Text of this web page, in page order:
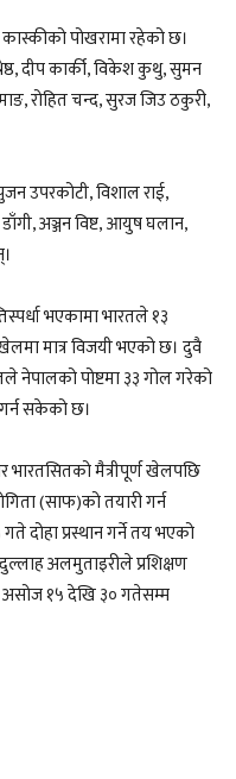
पोखरामा रहेको छ।
दीप कार्की, विकेश कुथु, सुमन
रोहित चन्द, सुरज जिउ ठकुरी,
उपरकोटी, विशाल राई,
अञ्जन विष्ट, आयुष घलान,
भएकामा भारतले १३
मात्र विजयी भएको छ। दुवै
नेपालको पोष्टमा ३३ गोल गरेको
सकेको छ।
मैत्रीपूर्ण खेलपछि
(साफ)को तयारी गर्न
दोहा प्रस्थान गर्ने तय भएको
अलमुताइरीले प्रशिक्षण
असोज १५ देखि ३० गतेसम्म